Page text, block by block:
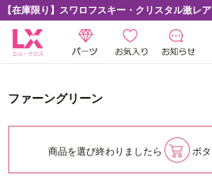
【在庫限り】スワロフスキー・クリスタル激レ
ファーングリーン
商品を選び終わりましたら ボ